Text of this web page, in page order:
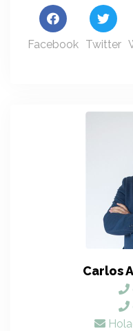
Facebook Twitter
Carlos